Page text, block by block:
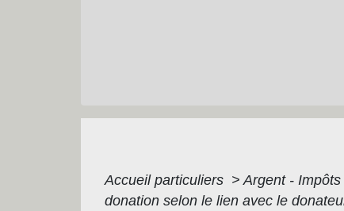
Accueil particuliers > Argent -
donation selon le lien avec le